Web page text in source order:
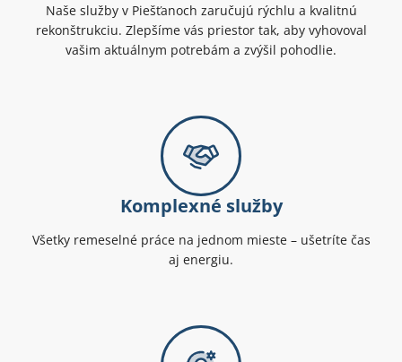
Naše služby v Piešťanoch zaručujú rýchlu a kvalitnú
rekonštrukciu. Zlepšíme vás priestor tak, aby vyhovoval
vašim aktuálnym potrebám a zvýšil pohodlie.
Komplexné služby
Všetky remeselné práce na jednom mieste – ušetríte čas
aj energiu.